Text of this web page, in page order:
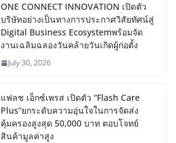
ONE CONNECT INNOVATION เปิดตัว
บริษัทอย่างเป็นทางการประกาศวิสัยทัศน์สู่
Digital Business Ecosystemพร้อมจัด
งานเฉลิมฉลองวันคล้ายวันเกิดผู้ก่อตั้ง
July 30, 2026
แฟลช เอ็กซ์เพรส เปิดตัว “Flash Care
Plus”ยกระดับความอุ่นใจในการจัดส่ง
คุ้มครองสูงสุด 50,000 บาท ตอบโจทย์
สินค้ามูลค่าสูง